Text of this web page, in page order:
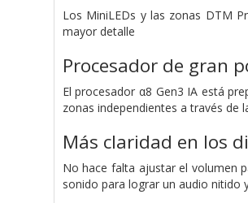
Los MiniLEDs y las zonas DTM
mayor detalle
Procesador de gran
El procesador α8 Gen3 IA está
zonas independientes a través de
Más claridad en los
No hace falta ajustar el volumen
sonido para lograr un audio nitido